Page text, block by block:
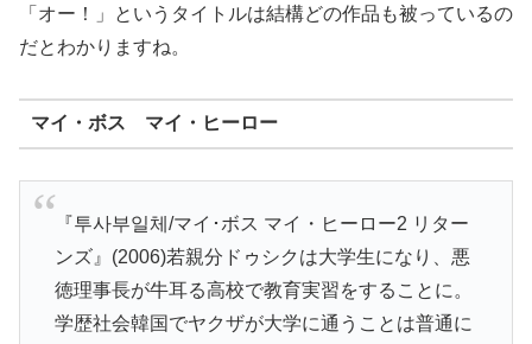
「オー！」というタイトルは結構どの作品も被っているの
だとわかりますね。
マイ・ボス マイ・ヒーロー
『투사부일체/マイ･ボス マイ・ヒーロー2 リター
ンズ』(2006)若親分ドゥシクは大学生になり、悪
徳理事長が牛耳る高校で教育実習をすることに。
学歴社会韓国でヤクザが大学に通うことは普通に